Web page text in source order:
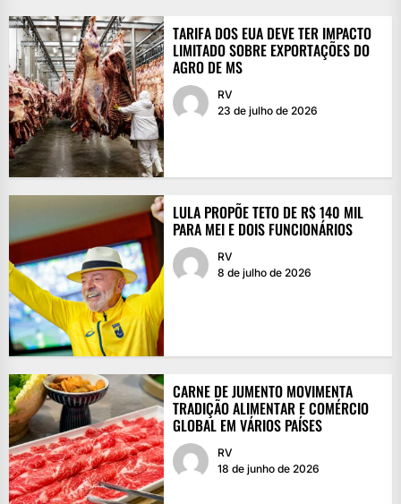
TARIFA DOS EUA DEVE TER IMPACTO
LIMITADO SOBRE EXPORTAÇÕES DO
AGRO DE MS
RV
23 de julho de 2026
LULA PROPÕE TETO DE R$ 140 MIL
PARA MEI E DOIS FUNCIONÁRIOS
RV
8 de julho de 2026
CARNE DE JUMENTO MOVIMENTA
TRADIÇÃO ALIMENTAR E COMÉRCIO
GLOBAL EM VÁRIOS PAÍSES
RV
18 de junho de 2026